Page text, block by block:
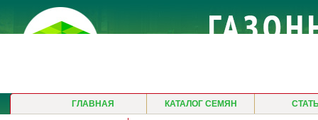
ГЛАВНАЯ КАТАЛОГ СЕМЯН